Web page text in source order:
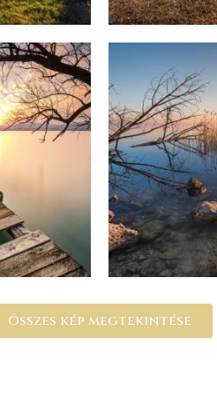
Összes kép megtekintése